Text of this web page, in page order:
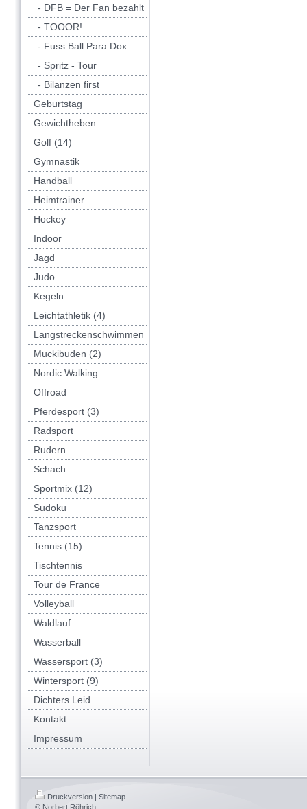
- DFB = Der Fan bezahlt
- TOOOR!
- Fuss Ball Para Dox
- Spritz - Tour
- Bilanzen first
Geburtstag
Gewichtheben
Golf (14)
Gymnastik
Handball
Heimtrainer
Hockey
Indoor
Jagd
Judo
Kegeln
Leichtathletik (4)
Langstreckenschwimmen
Muckibuden (2)
Nordic Walking
Offroad
Pferdesport (3)
Radsport
Rudern
Schach
Sportmix (12)
Sudoku
Tanzsport
Tennis (15)
Tischtennis
Tour de France
Volleyball
Waldlauf
Wasserball
Wassersport (3)
Wintersport (9)
Dichters Leid
Kontakt
Impressum
Druckversion | Sitemap
© Norbert Röhrich